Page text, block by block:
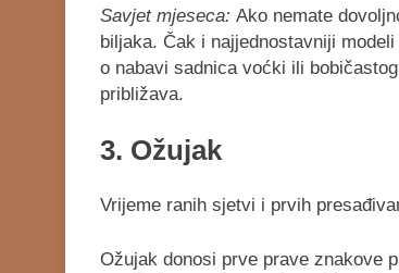
Savjet mjeseca: Ako nemate
biljaka. Čak i najjednostavniji
o nabavi sadnica voćki ili
približava.
3. Ožujak
Vrijeme ranih sjetvi i prvih
Ožujak donosi prve prave znakove